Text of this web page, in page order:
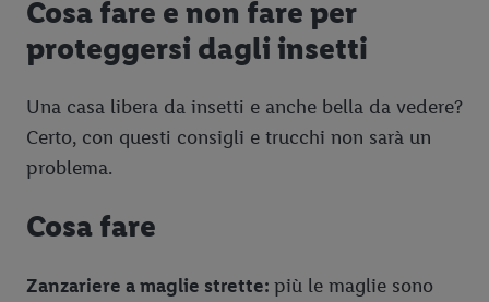
Cosa fare e non fare per
proteggersi dagli insetti
Una casa libera da insetti e anche bella da vedere?
Certo, con questi consigli e trucchi non sarà un
problema.
Cosa fare
Zanzariere a maglie strette: più le maglie sono